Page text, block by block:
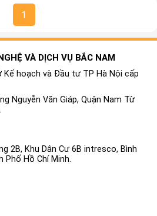
1
VÀ DỊCH VỤ BẮC NAM
Kế hoạch và Đầu tư TP Hà Nội cấp
Nguyễn Văn Giáp, Quận Nam Từ
2B, Khu Dân Cư 6B intresco, Bình
Phố Hồ Chí Minh.